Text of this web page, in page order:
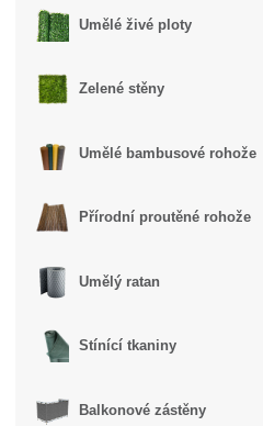
Umělé živé ploty
Zelené stěny
Umělé bambusové rohože
Přírodní proutěné rohože
Umělý ratan
Stínící tkaniny
Balkonové zástěny